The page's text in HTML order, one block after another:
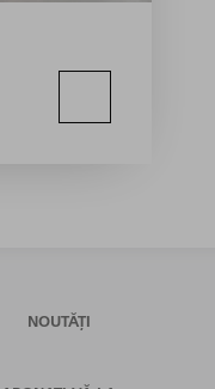
NOUTĂȚI